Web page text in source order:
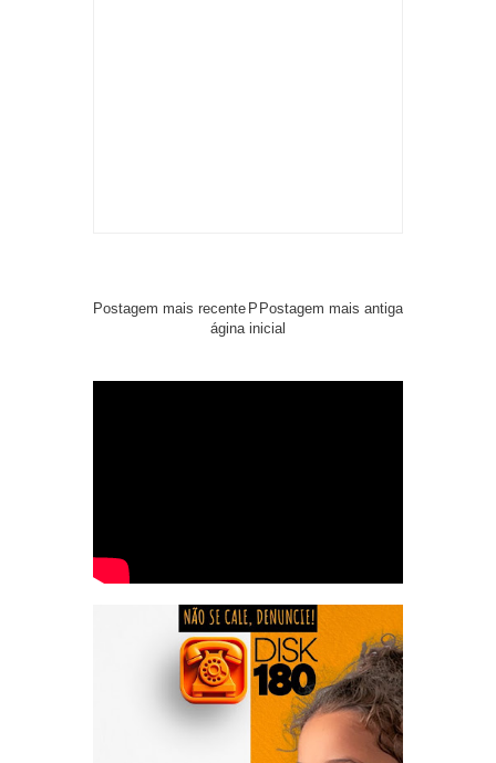
Postagem mais recente Postagem mais antiga
P
ágina inicial